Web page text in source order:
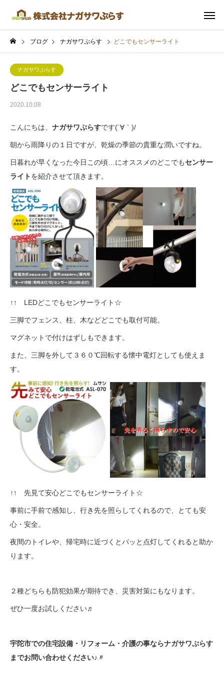
ブログ ナガサワぷらす どこでもセンサーライト
ナガサワぷらす
どこでもセンサーライト
2020.10.08
こんにちは、 ナガサワぷらすです(´∀｀)/
朝から雨降りの１日ですが、乾燥の季節の貴重な潤いですね。
日暮れが早くなった今日この頃…にオススメのどこでもセンサー
ライトを紹介させて頂きます。
↑↑ LEDどこでもセンサーライト☆
三脚でフェンス、柱、木などどこでも取付可能。
マグネットで付けはずしもできます。
また、三脚を外して３６０℃回転する懐中電灯としても使えま
す。
↑↑ 先見て安心どこでもセンサーライト☆
事前に手前で感知し、行き先を照らしてくれるので、とても安
心・安全。
夜間のトイレや、帰宅時に近づくとパッと点灯してくれると助か
ります。
２種どちらも防犯効果が期待でき、災害対策にもなります。
ぜひ一度お試しください♬
宇陀市での住宅設備・リフォーム・介護の事ならナガサワぷらす
までお問い合わせください♪〃